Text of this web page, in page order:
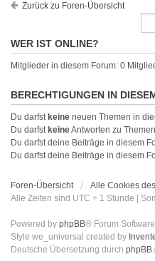
Zurück zu Foren-Übersicht
WER IST ONLINE?
Mitglieder in diesem Forum: 0
BERECHTIGUNGEN IN
Du darfst keine neuen Themen in
Du darfst keineAntworten zu
Du darfst deine Beiträge in diesem
Du darfst deine Beiträge in diesem
Foren-Übersicht
Alle Cookies
Alle Zeiten sind UTC + 1 Stunde [
Powered by phpBB® Forum
Style we_universal created by
Deutsche Übersetzung durch